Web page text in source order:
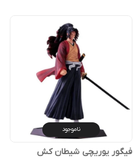
ناموجود
فیگور یوریچی شیطان کش